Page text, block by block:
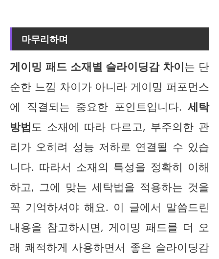
마무리하며
게이밍 패드 소재별 슬라이딩감 차이는 단
순한 느낌 차이가 아니라 게이밍 퍼포먼스
에 직결되는 중요한 포인트입니다. 세탁
방법 도 소재에 따라 다르고, 부주의한 관
리가 오히려 성능 저하로 연결될 수 있습
니다. 따라서 소재의 특성을 정확히 이해
하고, 그에 맞는 세탁법을 적용하는 것을
꼭 기억하셔야 해요. 이 글에서 말씀드린
내용을 참고하시면, 게이밍 패드를 더 오
래 쾌적하게 사용하면서 좋은 슬라이딩감